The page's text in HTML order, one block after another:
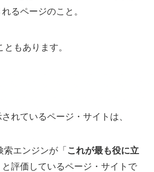
るページのこと。
ともあります。
れているページ・サイトは、
エンジンが「 これが最も役に立
と評価しているページ・サイトで